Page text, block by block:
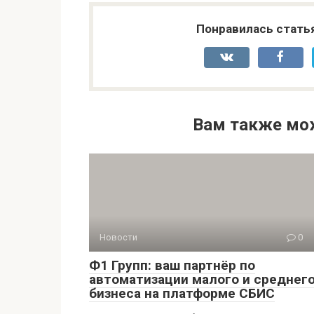
Понравилась
Вам также
Новости 0
Ф1 Групп: ваш партнёр по
автоматизации малого и
бизнеса на платформе СБИС